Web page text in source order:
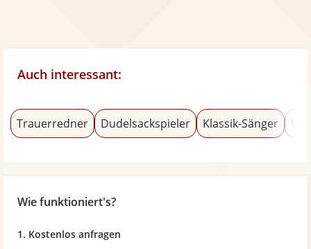
Auch interessant:
Trauerredner Dudelsackspieler Klassik-Sänger
Wie funktioniert's?
1. Kostenlos anfragen